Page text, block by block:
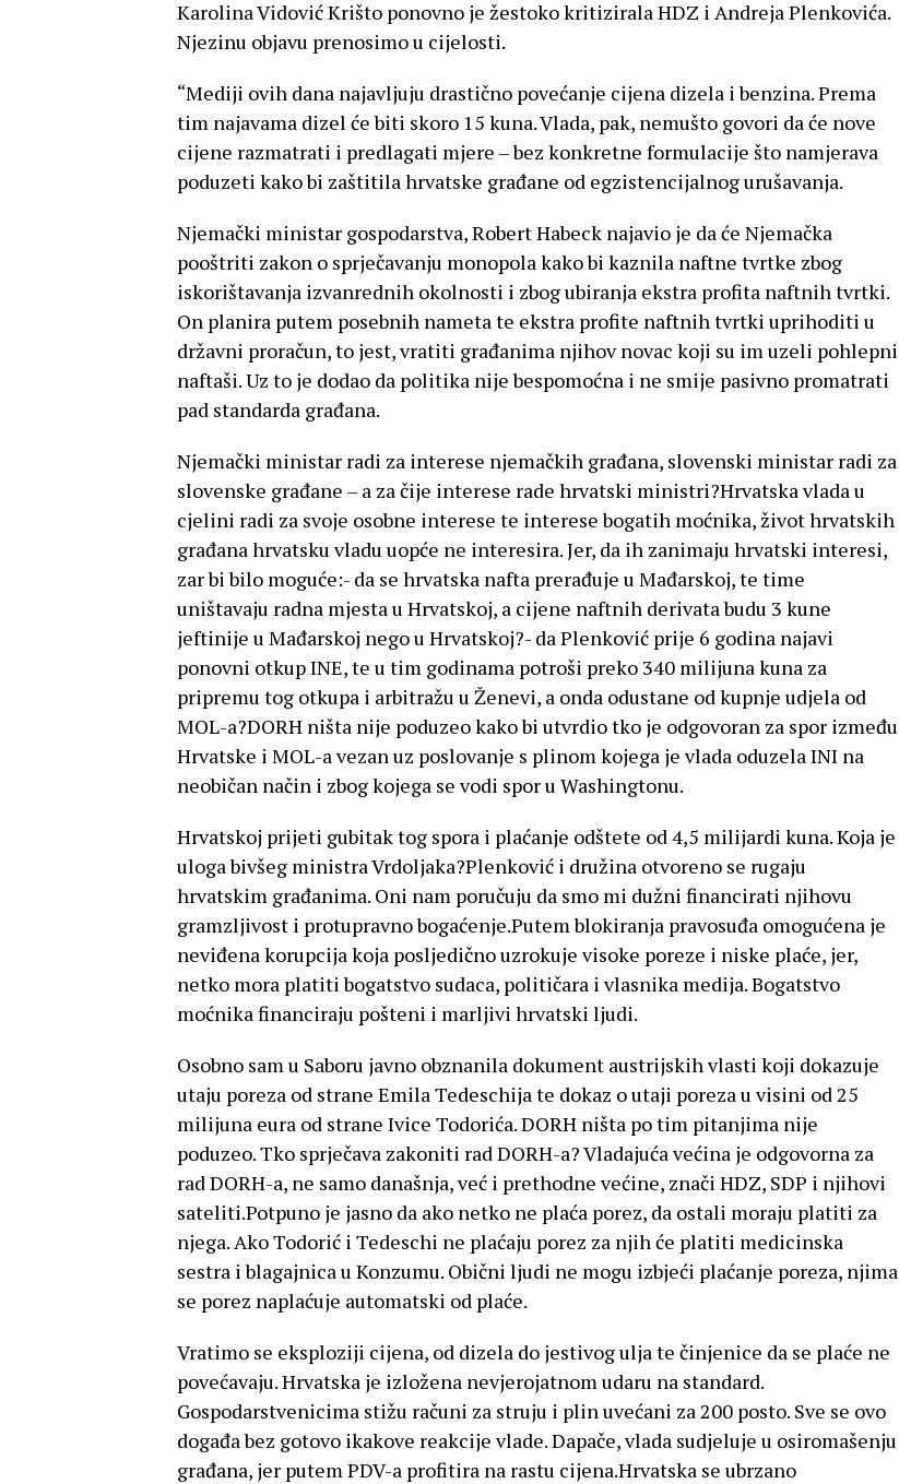
Karolina Vidović Krišto ponovno je žestoko kritizirala HDZ i Andreja Plenkovića.
Njezinu objavu prenosimo u cijelosti.
“Mediji ovih dana najavljuju drastično povećanje cijena dizela i benzina. Prema
tim najavama dizel će biti skoro 15 kuna. Vlada, pak, nemušto govori da će nove
cijene razmatrati i predlagati mjere – bez konkretne formulacije što namjerava
poduzeti kako bi zaštitila hrvatske građane od egzistencijalnog urušavanja.
Njemački ministar gospodarstva, Robert Habeck najavio je da će Njemačka
pooštriti zakon o sprječavanju monopola kako bi kaznila naftne tvrtke zbog
iskorištavanja izvanrednih okolnosti i zbog ubiranja ekstra profita naftnih tvrtki.
On planira putem posebnih nameta te ekstra profite naftnih tvrtki uprihoditi u
državni proračun, to jest, vratiti građanima njihov novac koji su im uzeli pohlepni
naftaši. Uz to je dodao da politika nije bespomoćna i ne smije pasivno promatrati
pad standarda građana.
Njemački ministar radi za interese njemačkih građana, slovenski ministar radi za
slovenske građane – a za čije interese rade hrvatski ministri?Hrvatska vlada u
cjelini radi za svoje osobne interese te interese bogatih moćnika, život hrvatskih
građana hrvatsku vladu uopće ne interesira. Jer, da ih zanimaju hrvatski interesi,
zar bi bilo moguće:- da se hrvatska nafta prerađuje u Mađarskoj, te time
uništavaju radna mjesta u Hrvatskoj, a cijene naftnih derivata budu 3 kune
jeftinije u Mađarskoj nego u Hrvatskoj?- da Plenković prije 6 godina najavi
ponovni otkup INE, te u tim godinama potroši preko 340 milijuna kuna za
pripremu tog otkupa i arbitražu u Ženevi, a onda odustane od kupnje udjela od
MOL-a?DORH ništa nije poduzeo kako bi utvrdio tko je odgovoran za spor između
Hrvatske i MOL-a vezan uz poslovanje s plinom kojega je vlada oduzela INI na
neobičan način i zbog kojega se vodi spor u Washingtonu.
Hrvatskoj prijeti gubitak tog spora i plaćanje odštete od 4,5 milijardi kuna. Koja je
uloga bivšeg ministra Vrdoljaka?Plenković i družina otvoreno se rugaju
hrvatskim građanima. Oni nam poručuju da smo mi dužni financirati njihovu
gramzljivost i protupravno bogaćenje.Putem blokiranja pravosuđa omogućena je
neviđena korupcija koja posljedično uzrokuje visoke poreze i niske plaće, jer,
netko mora platiti bogatstvo sudaca, političara i vlasnika medija. Bogatstvo
moćnika financiraju pošteni i marljivi hrvatski ljudi.
Osobno sam u Saboru javno obznanila dokument austrijskih vlasti koji dokazuje
utaju poreza od strane Emila Tedeschija te dokaz o utaji poreza u visini od 25
milijuna eura od strane Ivice Todorića. DORH ništa po tim pitanjima nije
poduzeo. Tko sprječava zakoniti rad DORH-a? Vladajuća većina je odgovorna za
rad DORH-a, ne samo današnja, već i prethodne većine, znači HDZ, SDP i njihovi
sateliti.Potpuno je jasno da ako netko ne plaća porez, da ostali moraju platiti za
njega. Ako Todorić i Tedeschi ne plaćaju porez za njih će platiti medicinska
sestra i blagajnica u Konzumu. Obični ljudi ne mogu izbjeći plaćanje poreza, njima
se porez naplaćuje automatski od plaće.
Vratimo se eksploziji cijena, od dizela do jestivog ulja te činjenice da se plaće ne
povećavaju. Hrvatska je izložena nevjerojatnom udaru na standard.
Gospodarstvenicima stižu računi za struju i plin uvećani za 200 posto. Sve se ovo
događa bez gotovo ikakove reakcije vlade. Dapače, vlada sudjeluje u osiromašenju
građana, jer putem PDV-a profitira na rastu cijena.Hrvatska se ubrzano